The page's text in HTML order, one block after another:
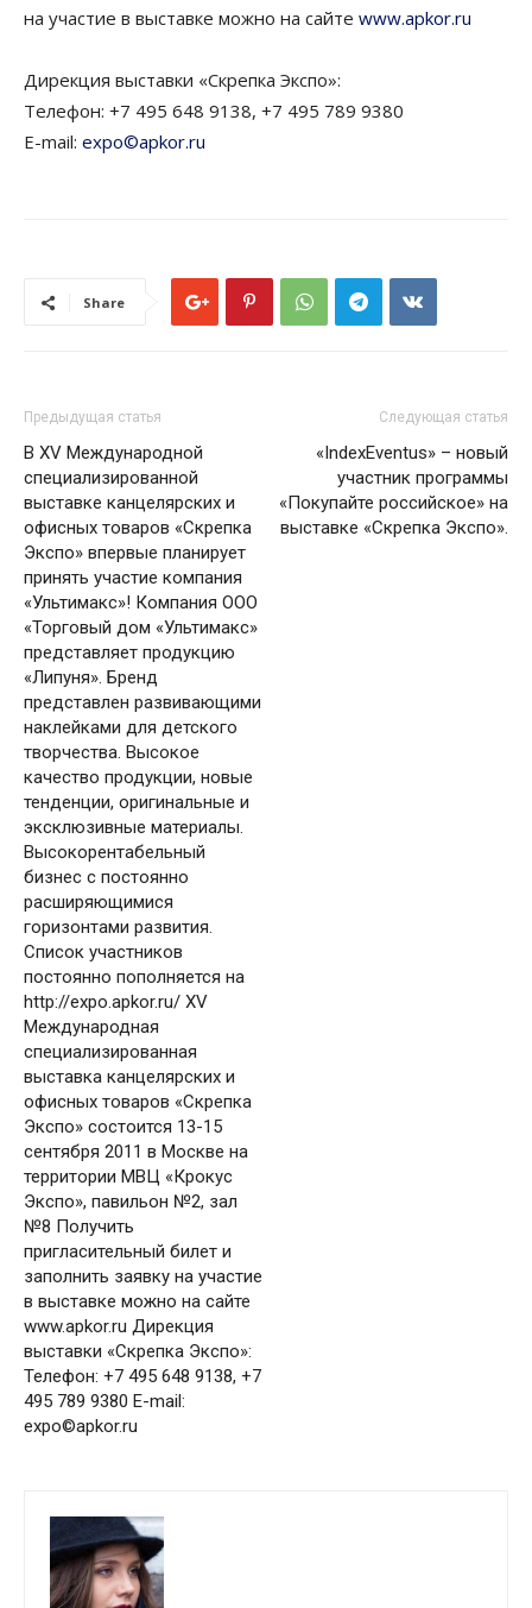
на участие в выставке можно на сайте www.apkor.ru
Дирекция выставки «Скрепка Экспо»:
Телефон: +7 495 648 9138, +7 495 789 9380
E-mail: expo©apkor.ru
Share
Предыдущая статья
В XV Международной
специализированной
выставке канцелярских и
офисных товаров «Скрепка
Экспо» впервые планирует
принять участие компания
«Ультимакс»! Компания ООО
«Торговый дом «Ультимакс»
представляет продукцию
«Липуня». Бренд
представлен развивающими
наклейками для детского
творчества. Высокое
качество продукции, новые
тенденции, оригинальные и
эксклюзивные материалы.
Высокорентабельный
бизнес с постоянно
расширяющимися
горизонтами развития.
Список участников
постоянно пополняется на
http://expo.apkor.ru/ XV
Международная
специализированная
выставка канцелярских и
офисных товаров «Скрепка
Экспо» состоится 13-15
сентября 2011 в Москве на
территории МВЦ «Крокус
Экспо», павильон №2, зал
№8 Получить
пригласительный билет и
заполнить заявку на участие
в выставке можно на сайте
www.apkor.ru Дирекция
выставки «Скрепка Экспо»:
Телефон: +7 495 648 9138, +7
495 789 9380 E-mail:
expo©apkor.ru
Следующая статья
«IndexEventus» – новый
участник программы
«Покупайте российское» на
выставке «Скрепка Экспо».